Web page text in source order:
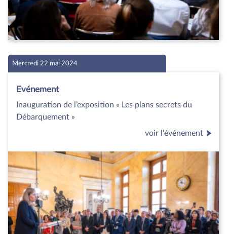
Mercredi 22 mai 2024
Evénement
Inauguration de l’exposition « Les plans secrets du
Débarquement »
voir l'événement